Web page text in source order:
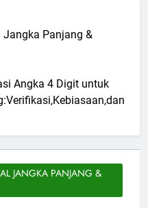
Panjang &
Angka 4 Digit untuk
JANGKA PANJANG &